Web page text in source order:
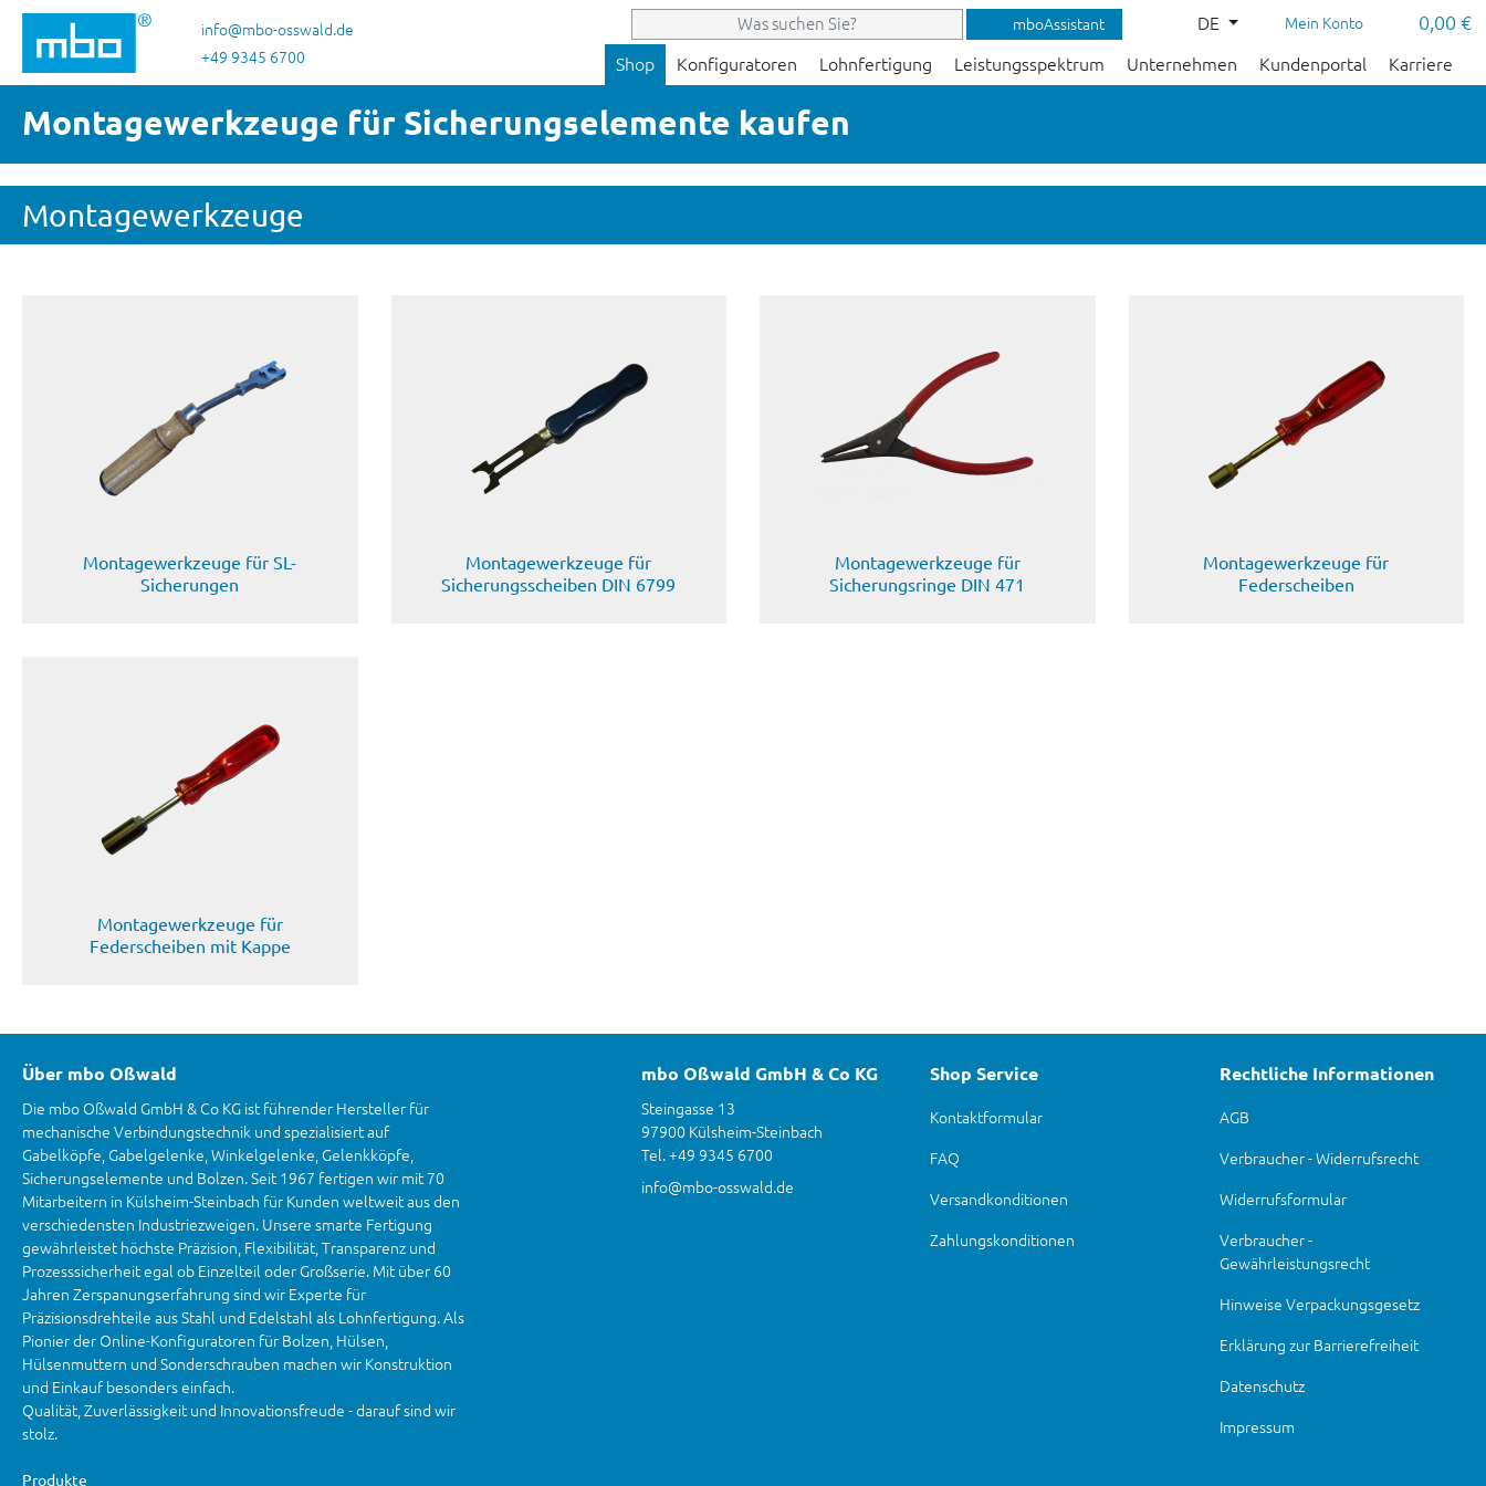
Hauptinhalt springen
Zur Suche springen
Zur Hauptnavigation springeninfo@mbo-osswald.de
+49 9345 6700
mboAssistant DE Mein Konto 0,00 €
Shop Konfiguratoren Lohnfertigung Leistungsspektrum Unternehmen Kundenportal Karriere
Montagewerkzeuge für Sicherungselemente kaufen
Montagewerkzeuge
Montagewerkzeuge für SL-
Sicherungen
Montagewerkzeuge für
Sicherungsscheiben DIN 6799
Montagewerkzeuge für
Sicherungsringe DIN 471
Montagewerkzeuge für
Federscheiben
Montagewerkzeuge für
Federscheiben mit Kappe
Über mbo Oßwald
Die mbo Oßwald GmbH & Co KG ist führender Hersteller für
mechanische Verbindungstechnik und spezialisiert auf
Gabelköpfe, Gabelgelenke, Winkelgelenke, Gelenkköpfe,
Sicherungselemente und Bolzen. Seit 1967 fertigen wir mit 70
Mitarbeitern in Külsheim-Steinbach für Kunden weltweit aus den
verschiedensten Industriezweigen. Unsere smarte Fertigung
gewährleistet höchste Präzision, Flexibilität, Transparenz und
Prozesssicherheit egal ob Einzelteil oder Großserie. Mit über 60
Jahren Zerspanungserfahrung sind wir Experte für
Präzisionsdrehteile aus Stahl und Edelstahl als Lohnfertigung. Als
Pionier der Online-Konfiguratoren für Bolzen, Hülsen,
Hülsenmuttern und Sonderschrauben machen wir Konstruktion
und Einkauf besonders einfach.
Qualität, Zuverlässigkeit und Innovationsfreude - darauf sind wir
stolz.
Produkte
mbo Oßwald GmbH & Co KG
Steingasse 13
97900 Külsheim-Steinbach
Tel. +49 9345 6700
info@mbo-osswald.de
Shop Service
Kontaktformular
FAQ
Versandkonditionen
Zahlungskonditionen
Rechtliche Informationen
AGB
Verbraucher - Widerrufsrecht
Widerrufsformular
Verbraucher -
Gewährleistungsrecht
Hinweise Verpackungsgesetz
Erklärung zur Barrierefreiheit
Datenschutz
Impressum